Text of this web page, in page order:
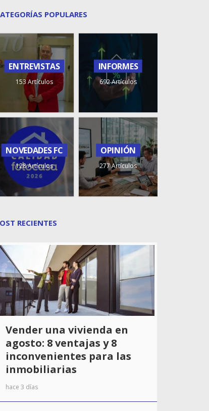
POPULARES
ENTREVISTAS
153 Artículos
INFORMES
692 Artículos
NOVEDADES FC
128 Artículos
OPINIÓN
277 Artículos
RECIENTES
Vender una vivienda en
agosto: 8 ventajas y 8
inconvenientes para las
inmobiliarias
hace 3 días